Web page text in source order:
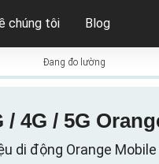
chúng tôi Blog
Đang đo lường
4G / 5G
di động Orange Mobile